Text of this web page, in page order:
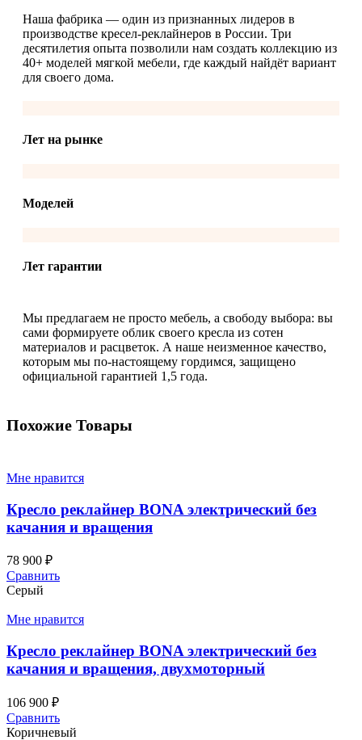
Наша фабрика — один из признанных лидеров в
производстве кресел-реклайнеров в России. Три
десятилетия опыта позволили нам создать коллекцию из
40+ моделей мягкой мебели, где каждый найдёт вариант
для своего дома.
Лет на рынке
Моделей
Лет гарантии
Мы предлагаем не просто мебель, а свободу выбора: вы
сами формируете облик своего кресла из сотен
материалов и расцветок. А наше неизменное качество,
которым мы по-настоящему гордимся, защищено
официальной гарантией 1,5 года.
Похожие Товары
Мне нравится
Кресло реклайнер BONA электрический без
качания и вращения
78 900 ₽
Сравнить
Серый
Мне нравится
Кресло реклайнер BONA электрический без
качания и вращения, двухмоторный
106 900 ₽
Сравнить
Коричневый